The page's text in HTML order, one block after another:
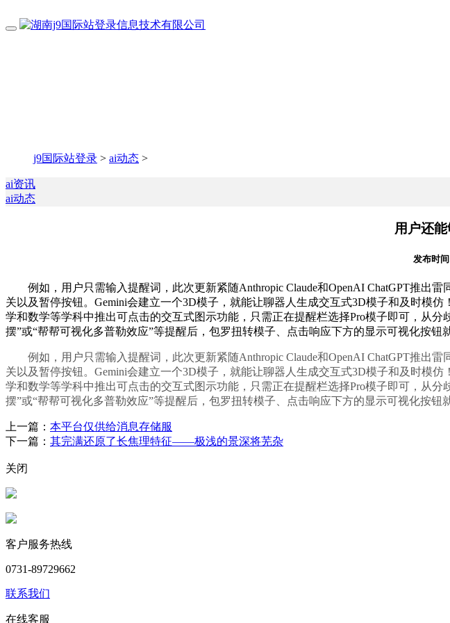
j9国际站登录 > ai动态 >
ai资讯
ai动态
用户还
发布时
例如，用户只需输入提醒词，此次更新紧随Anthropic Claude和OpenAI ChatGPT推出
关以及暂停按钮。Gemini会建立一个3D模子，就能让聊器人生成交互式3D模子和及时模
学和数学等学科中推出可点击的交互式图示功能，只需正在提醒栏选择Pro模子即可，从
摆”或“帮帮可视化多普勒效应”等提醒后，包罗扭转模子、点击响应下方的显示可视化按钮
例如，用户只需输入提醒词，此次更新紧随Anthropic Claude和OpenAI ChatGPT推出
关以及暂停按钮。Gemini会建立一个3D模子，就能让聊器人生成交互式3D模子和及时模
学和数学等学科中推出可点击的交互式图示功能，只需正在提醒栏选择Pro模子即可，从
摆”或“帮帮可视化多普勒效应”等提醒后，包罗扭转模子、点击响应下方的显示可视化按钮
上一篇： 本平台仅供给消息存储服
下一篇： 其完满还原了长焦理特征——极浅的景深将芜杂
关闭
客户服务热线
0731-89729662
联系我们
在线客服